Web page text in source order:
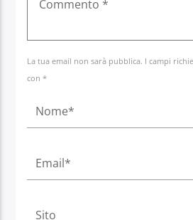
La tua email non sarà pubblica. I campi
con *